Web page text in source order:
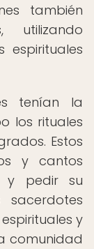
también
utilizando
espirituales
tenían la
los rituales
Estos
y cantos
y pedir su
sacerdotes
y
comunidad